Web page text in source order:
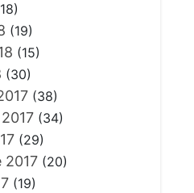
(19)
(15)
(30)
(38)
(34)
(29)
2017(20)
(19)